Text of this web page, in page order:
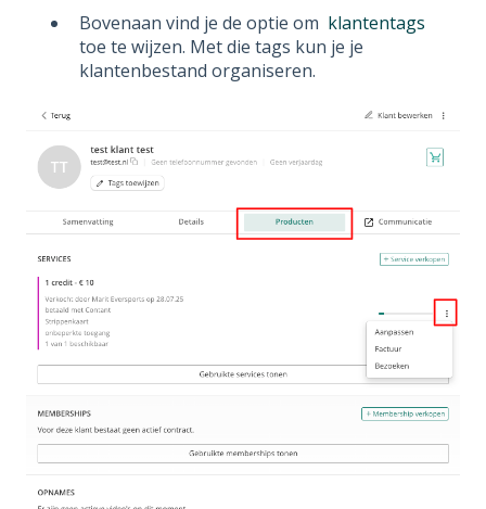
Bovenaan vind je de optie om klantentags
toe te wijzen. Met die tags kun je je
klantenbestand organiseren.